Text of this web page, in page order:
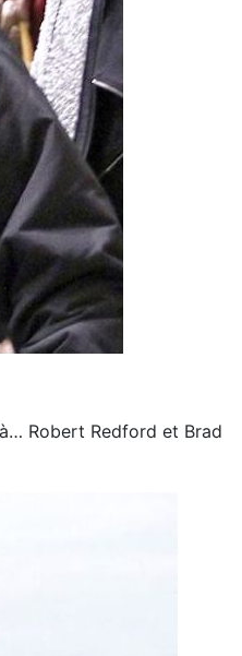
Robert Redford et Brad